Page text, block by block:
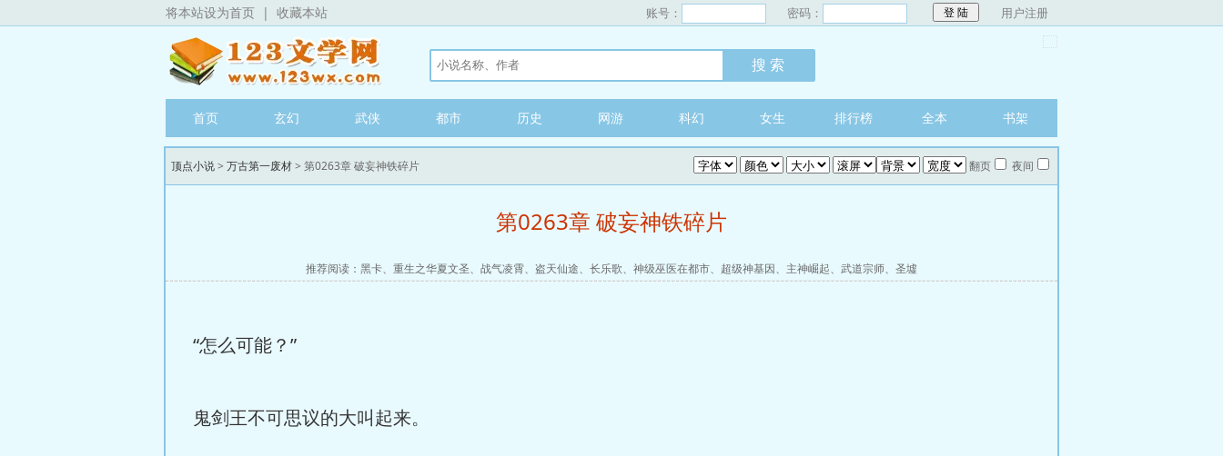
将本站设为首页 | 收藏本站 账号： 密码： 用户注册
首页 玄幻 武侠 都市 历史 网游 科幻 女生 排行榜 全本 书架
顶点小说> 万古第一废材> 第0263章 破妄神铁碎片 翻页 夜间
第0263章 破妄神铁碎片
推荐阅读： 黑卡、 重生之华夏文圣、 战气凌霄、 盗天仙途、 长乐歌、 神级巫医在都市、 超级神基因、 主神崛起、 武道宗师、 圣墟
“怎么可能？”
鬼剑王不可思议的大叫起来。